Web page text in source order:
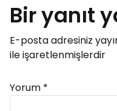
Bir yanıt
E-posta adresiniz
ile işaretlenmişlerdir
Yorum *